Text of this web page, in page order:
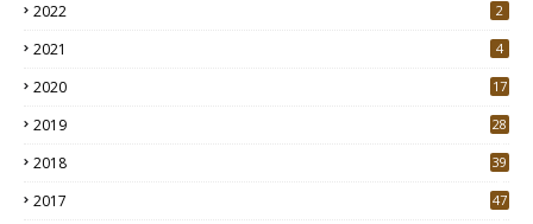
2022 2
2021 4
2020
17
2019
28
2018
39
2017
47